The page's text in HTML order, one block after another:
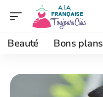
Beauté Bons plans